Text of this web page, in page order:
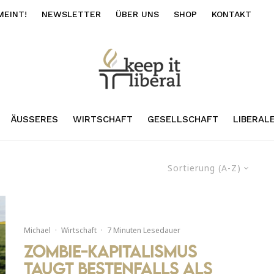
NEWSLETTER ÜBER UNS SHOP KONTAKT
ÄUSSERES WIRTSCHAFT GESELLSCHAFT
Sortierung (A-Z)
Michael · Wirtschaft · 7 Minuten Lesedauer
Zombie-Kapitalismus
taugt bestenfalls als